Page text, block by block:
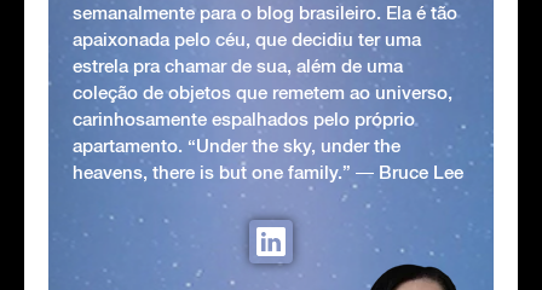
semanalmente para o blog brasileiro. Ela é tão
apaixonada pelo céu, que decidiu ter uma
estrela pra chamar de sua, além de uma
coleção de objetos que remetem ao universo,
carinhosamente espalhados pelo próprio
apartamento. “Under the sky, under the
heavens, there is but one family.” ― Bruce Lee